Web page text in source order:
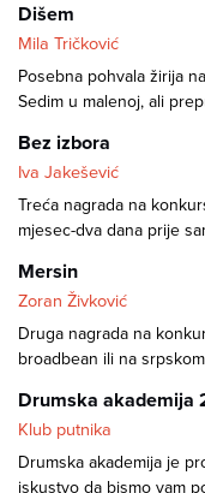
Dišem
Mila Tričković
Posebna pohvala žirija
Sedim u malenoj, ali
Bez izbora
Iva Jakešević
Treća nagrada na
mjesec-dva dana prije
Mersin
Zoran Živković
Druga nagrada na
broadbean ili na
Drumska akademija
Klub putnika
Drumska akademija je
iskustvo da bismo vam